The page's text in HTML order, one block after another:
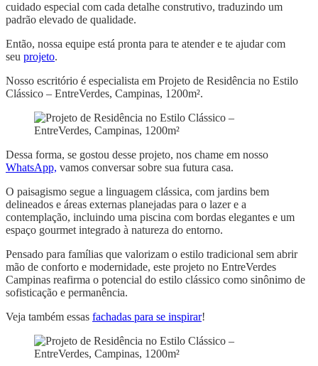
cuidado especial com cada detalhe construtivo, traduzindo um
padrão elevado de qualidade.
Então, nossa equipe está pronta para te atender e te ajudar com
seu projeto.
Nosso escritório é especialista em Projeto de Residência no Estilo
Clássico – EntreVerdes, Campinas, 1200m².
Dessa forma, se gostou desse projeto, nos chame em nosso
WhatsApp, vamos conversar sobre sua futura casa.
O paisagismo segue a linguagem clássica, com jardins bem
delineados e áreas externas planejadas para o lazer e a
contemplação, incluindo uma piscina com bordas elegantes e um
espaço gourmet integrado à natureza do entorno.
Pensado para famílias que valorizam o estilo tradicional sem abrir
mão de conforto e modernidade, este projeto no EntreVerdes
Campinas reafirma o potencial do estilo clássico como sinônimo de
sofisticação e permanência.
Veja também essas fachadas para se inspirar!